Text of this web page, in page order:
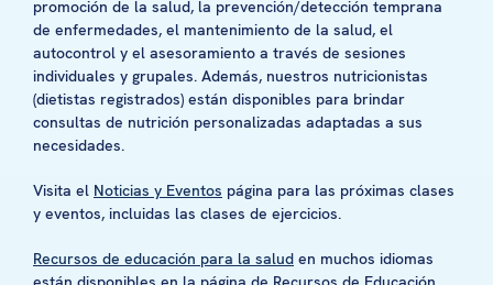
promoción de la salud, la prevención/detección temprana
de enfermedades, el mantenimiento de la salud, el
autocontrol y el asesoramiento a través de sesiones
individuales y grupales. Además, nuestros nutricionistas
(dietistas registrados) están disponibles para brindar
consultas de nutrición personalizadas adaptadas a sus
necesidades.
Visita el Noticias y Eventos página para las próximas clases
y eventos, incluidas las clases de ejercicios.
Recursos de educación para la salud en muchos idiomas